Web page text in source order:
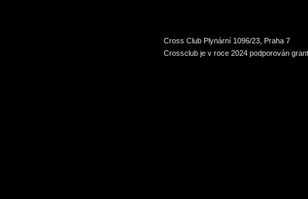
Cross Club Plynární 1096/23, Praha 7
Crossclub je v roce 2024 podporován